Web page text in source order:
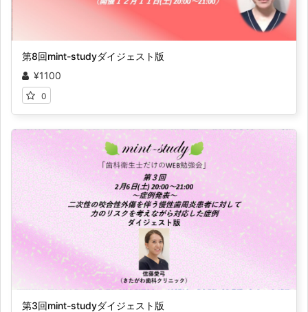
第8回mint-studyダイジェスト版
¥1100
0
第3回mint-studyダイジェスト版